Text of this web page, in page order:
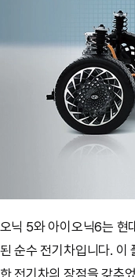
닉 5와 아이오닉6는 현
순수 전기차입니다. 이
전기차의 장점을 갖추